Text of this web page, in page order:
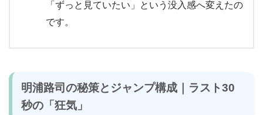
「ずっと見ていたい」という没入感へ変えたの
です。
明浦路司の秘策とジャンプ構成｜ラスト30
秒の「狂気」